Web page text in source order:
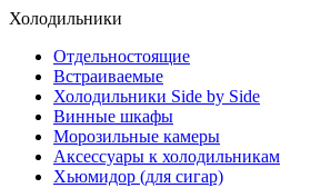
Холодильники
Отдельностоящие
Встраиваемые
Холодильники Side by Side
Винные шкафы
Морозильные камеры
Аксессуары к холодильникам
Хьюмидор (для сигар)